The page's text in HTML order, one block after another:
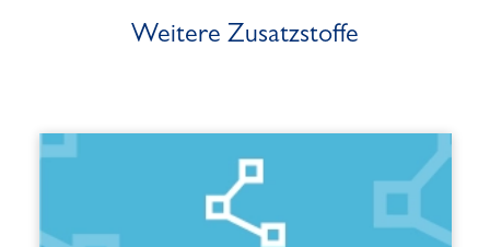
Weitere Zusatzstoffe